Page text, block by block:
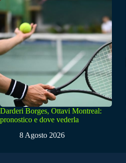
Darderi Borges, Ottavi Montreal:
pronostico e dove vederla
8 Agosto 2026